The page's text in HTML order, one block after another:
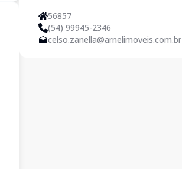
56857
(54) 99945-2346
celso.zanella@arnelimoveis.com.br